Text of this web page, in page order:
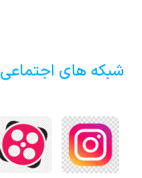
شبکه های اجتماعی